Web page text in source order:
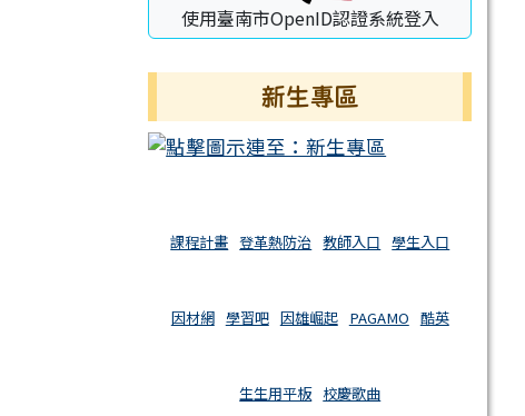
使用臺南市OpenID認證系統登入
新生專區
課程計畫 登革熱防治 教師入口 學生入口
因材網 學習吧 因雄崛起 PAGAMO 酷英
生生用平板 校慶歌曲